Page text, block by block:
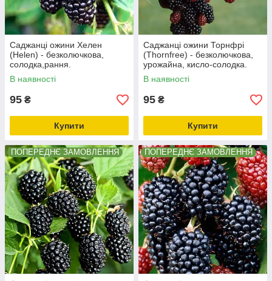
Саджанці ожини Хелен
(Helen) - безколючкова,
солодка,рання.
В наявності
95 ₴
Купити
Саджанці ожини Торнфрі
(Thornfree) - безколючкова,
урожайна, кисло-солодка.
В наявності
95 ₴
Купити
ПОПЕРЕДНЄ ЗАМОВЛЕННЯ ПОПЕРЕДНЄ ЗАМОВЛЕННЯ